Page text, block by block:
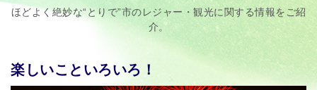
ほどよく絶妙な“とりで”市のレジャー・観光に関する情報をご紹
介。
楽しいこといろいろ！